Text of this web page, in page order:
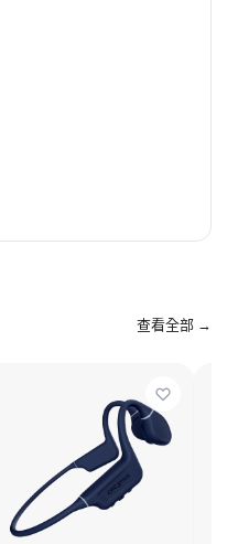
查看全部 →